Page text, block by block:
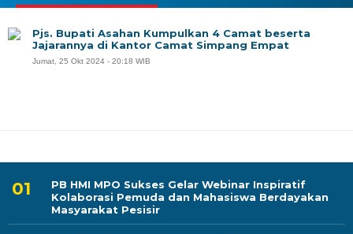
PB HMI MPO Sukses Gelar Webinar Inspiratif
Kolaborasi Pemuda dan Mahasiswa Berdayakan
Masyarakat Pesisir
Pjs. Bupati Asahan Kumpulkan 4 Camat beserta
Jajarannya di Kantor Camat Simpang Empat
Jumat, 25 Okt 2024 - 20:18 WIB